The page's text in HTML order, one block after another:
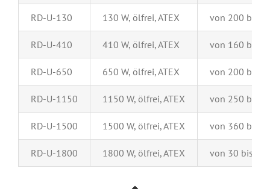
RD-U-130 130 W, ölfrei, ATEX von 200 bis
RD-U-410 410 W, ölfrei, ATEX von 160 bis
RD-U-650 650 W, ölfrei, ATEX von 200 bis
RD-U-1150 1150 W, ölfrei, ATEX von 250 bis
RD-U-1500 1500 W, ölfrei, ATEX von 360 bis
RD-U-1800 1800 W, ölfrei, ATEX von 30 bis